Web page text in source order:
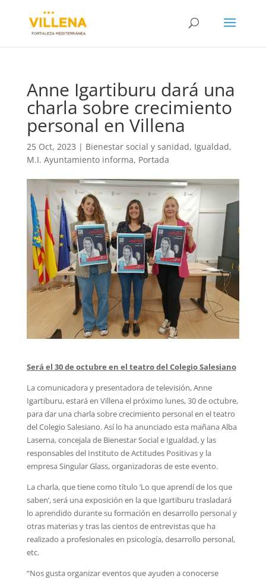
Anne Igartiburu dará una
charla sobre crecimiento
personal en Villena
25 Oct, 2023 | Bienestar social y sanidad, Igualdad,
M.I. Ayuntamiento informa, Portada
Será el 30 de octubre en el teatro del Colegio Salesiano
La comunicadora y presentadora de televisión, Anne
Igartiburu, estará en Villena el próximo lunes, 30 de octubre,
para dar una charla sobre crecimiento personal en el teatro
del Colegio Salesiano. Así lo ha anunciado esta mañana Alba
Laserna, concejala de Bienestar Social e Igualdad, y las
responsables del Instituto de Actitudes Positivas y la
empresa Singular Glass, organizadoras de este evento.
La charla, que tiene como título ‘Lo que aprendí de los que
saben’, será una exposición en la que Igartiburu trasladará
lo aprendido durante su formación en desarrollo personal y
otras materias y tras las cientos de entrevistas que ha
realizado a profesionales en psicología, desarrollo personal,
etc.
“Nos gusta organizar eventos que ayuden a conocerse